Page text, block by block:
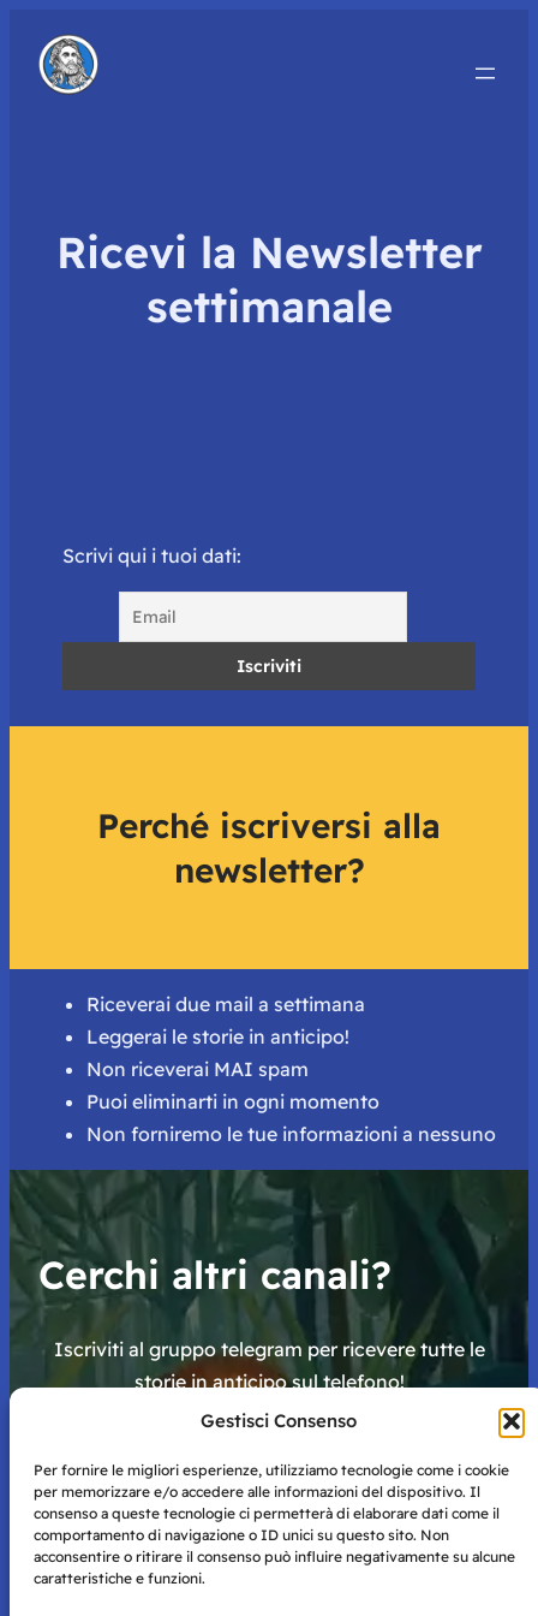
Gestisci Consenso
Per fornire le migliori esperienze, utilizziamo tecnologie come i cookie
per memorizzare e/o accedere alle informazioni del dispositivo. Il
consenso a queste tecnologie ci permetterà di elaborare dati come il
comportamento di navigazione o ID unici su questo sito. Non
acconsentire o ritirare il consenso può influire negativamente su alcune
caratteristiche e funzioni.
Ricevi la Newsletter
settimanale
Scrivi qui i tuoi dati:
Perché iscriversi alla
newsletter?
Riceverai due mail a settimana
Leggerai le storie in anticipo!
Non riceverai MAI spam
Puoi eliminarti in ogni momento
Non forniremo le tue informazioni a nessuno
Cerchi altri canali?
Iscriviti al gruppo telegram per ricevere tutte le
storie in anticipo sul telefono!
Clicca qui